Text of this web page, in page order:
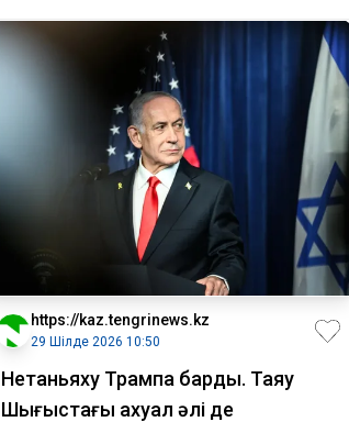
https://kaz.tengrinews.kz
29 Шілде 2026 10:50
Нетаньяху Трампқа барды. Таяу
Шығыстағы ахуал әлі де